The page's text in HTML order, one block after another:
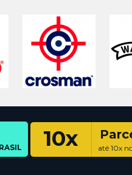
10x até 10x